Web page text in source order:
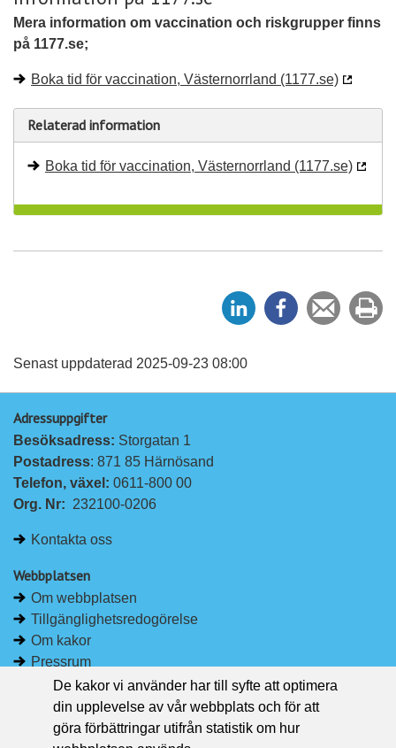
Mera information om vaccination och riskgrupper finns
på 1177.se;
Boka tid för vaccination, Västernorrland (1177.se)
Relaterad information
Boka tid för vaccination, Västernorrland (1177.se)
e
e
Tipsa
en
ut
Senast uppdaterad 2025-09-23 08:00
Adressuppgifter
Besöksadress: Storgatan 1
Postadress: 871 85 Härnösand
Telefon, växel: 0611-800 00
Org. Nr: 232100-0206
Kontakta oss
Webbplatsen
Om webbplatsen
Tillgänglighetsredogörelse
Om kakor
Pressrum
Håll dig uppdaterad
Följ Region Västernorrland på Facebook
Region Västernorrland i sociala medier
De kakor vi använder har till syfte att optimera
din upplevelse av vår webbplats och för att
göra förbättringar utifrån statistik om hur